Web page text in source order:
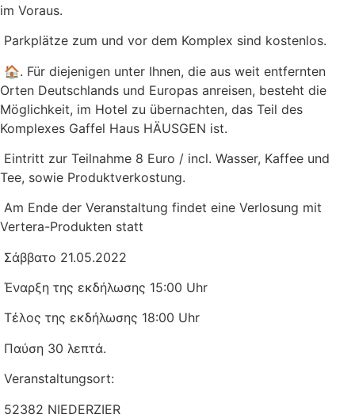
im Voraus.
Parkplätze zum und vor dem Komplex sind kostenlos.
🏠. Für diejenigen unter Ihnen, die aus weit entfernten
Orten Deutschlands und Europas anreisen, besteht die
Möglichkeit, im Hotel zu übernachten, das Teil des
Komplexes Gaffel Haus HÄUSGEN ist.
Eintritt zur Teilnahme 8 Euro / incl. Wasser, Kaffee und
Tee, sowie Produktverkostung.
Am Ende der Veranstaltung findet eine Verlosung mit
Vertera-Produkten statt
Σάββατο 21.05.2022
Έναρξη της εκδήλωσης 15:00 Uhr
Τέλος της εκδήλωσης 18:00 Uhr
Παύση 30 λεπτά.
Veranstaltungsort:
52382 NIEDERZIER